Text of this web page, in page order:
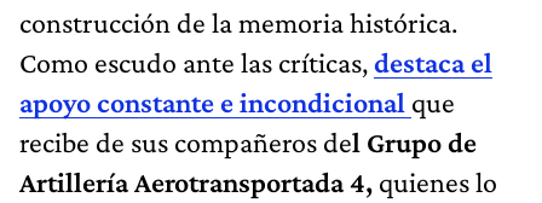
construcción de la memoria histórica.
Como escudo ante las críticas,destaca el
apoyo constante e incondicional que
recibe de sus compañeros del Grupo de
Artillería Aerotransportada 4, quienes lo